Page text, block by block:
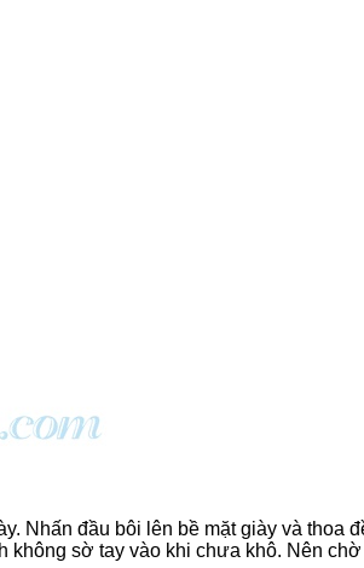
Nhấn đầu bôi lên bề mặt giày và thoa
không sờ tay vào khi chưa khô. Nên